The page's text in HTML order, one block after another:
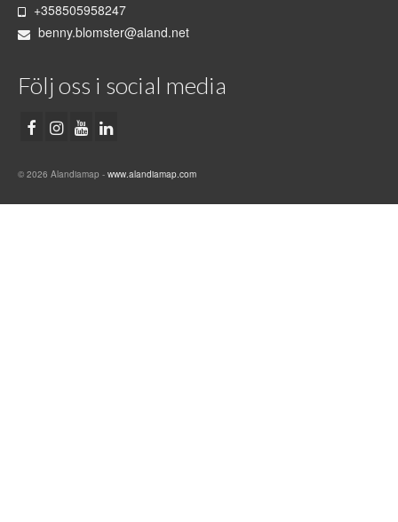
+358505958247
benny.blomster@aland.net
Följ oss i social media
© 2026 Alandiamap - www.alandiamap.com